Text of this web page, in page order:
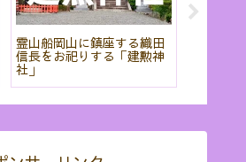
霊山船岡山に鎮座する織田
信長をお祀りする「建勲神
社」